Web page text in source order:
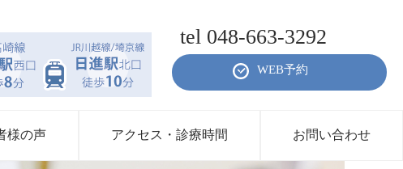
tel 048-663-3292
WEB予約
様の声 アクセス・診療時間 お問い合わせ